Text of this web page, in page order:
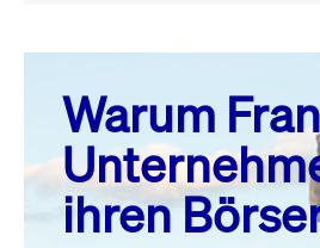
August 26
MO. DI. MI. DO.
3
4 5 6
Warum
ihren